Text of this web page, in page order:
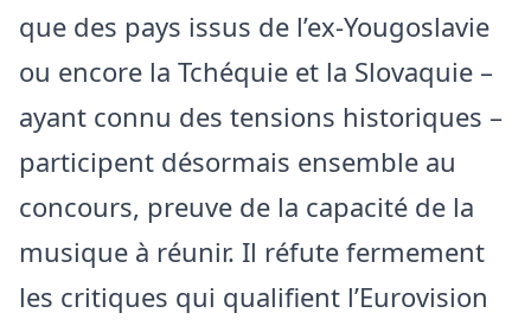
que des pays issus de l’ex-Yougoslavie
ou encore la Tchéquie et la Slovaquie –
ayant connu des tensions historiques –
participent désormais ensemble au
concours, preuve de la capacité de la
musique à réunir. Il réfute fermement
les critiques qui qualifient l’Eurovision